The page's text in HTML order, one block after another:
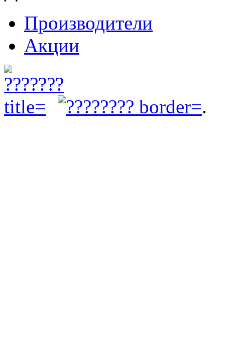
Производители
Акции
.